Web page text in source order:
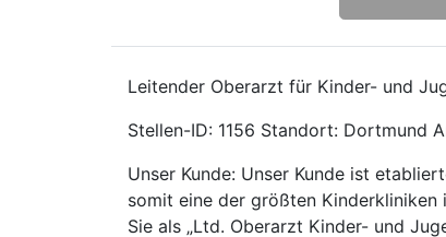
Leitender Oberarzt für Kinder- und
Stellen-ID: 1156 Standort: Dortmund
Unser Kunde: Unser Kunde ist
somit eine der größten
Sie als „Ltd. Oberarzt Kinder- und